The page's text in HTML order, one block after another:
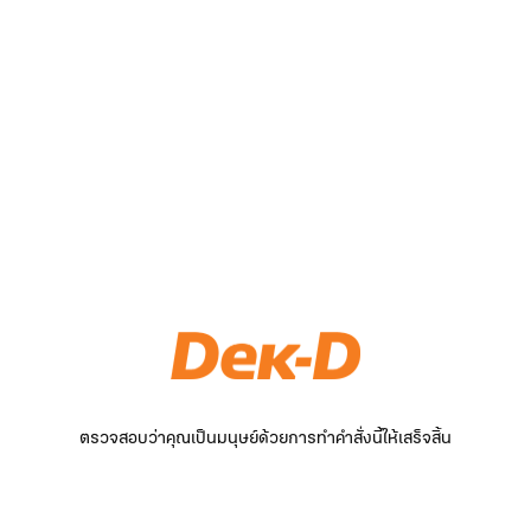
ตรวจสอบว่าคุณเป็นมนุษย์ด้วยการทำคำสั่งนี้ให้เสร็จสิ้น